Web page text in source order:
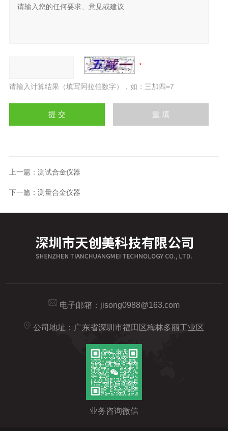
请输入计算结果（填写阿拉伯数字），如：三加四=7
上一篇： 测试合金仪器
下一篇： 测量合金仪器
电子邮箱： jisong0988@163.com
公司地址：广东省深圳市福田区梅林多丽工业区
业务咨询微信